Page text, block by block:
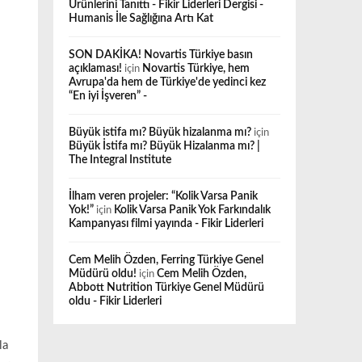
Ürünlerini Tanıttı - Fikir Liderleri Dergisi -
Humanis İle Sağlığına Artı Kat
SON DAKİKA! Novartis Türkiye basın
açıklaması! için Novartis Türkiye, hem
Avrupa'da hem de Türkiye'de yedinci kez
“En iyi İşveren” -
Büyük istifa mı? Büyük hizalanma mı?için
Büyük İstifa mı? Büyük Hizalanma mı? |
The Integral Institute
İlham veren projeler: “Kolik Varsa Panik
Yok!”için Kolik Varsa Panik Yok Farkındalık
Kampanyası filmi yayında - Fikir Liderleri
Cem Melih Özden, Ferring Türkiye Genel
Müdürü oldu! için Cem Melih Özden,
Abbott Nutrition Türkiye Genel Müdürü
oldu - Fikir Liderleri